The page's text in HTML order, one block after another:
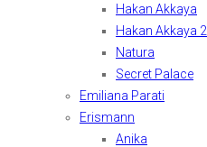
Hakan Akkaya
Hakan Akkaya 2
Natura
Secret Palace
Emiliana Parati
Erismann
Anika